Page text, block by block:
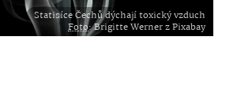
Statisíce Čechů dýchají toxický vzduch
Foto: Brigitte Werner z Pixabay